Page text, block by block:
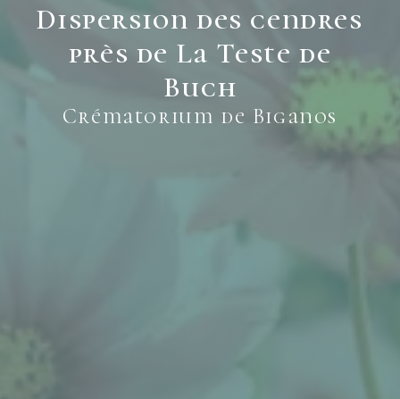
Dispersion des cendres
près de La Teste de
Buch
Crématorium de Biganos